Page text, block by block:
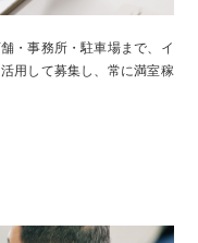
・事務所・駐車場まで、イ
用して募集し、常に満室稼